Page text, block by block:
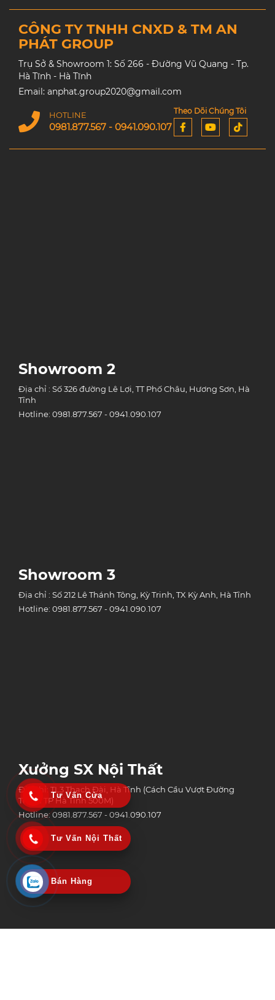
CÔNG TY TNHH CNXD & TM AN
PHÁT GROUP
Trụ Sở & Showroom 1: Số 266 - Đường Vũ Quang - Tp.
Hà Tĩnh - Hà Tĩnh
Email: anphat.group2020@gmail.com
HOTLINE
0981.877.567 - 0941.090.107
Theo Dõi Chúng Tôi
Showroom 2
Địa chỉ : Số 326 đường Lê Lợi, TT Phố Châu, Hương Sơn, Hà
Tĩnh
Hotline: 0981.877.567 - 0941.090.107
Showroom 3
Địa chỉ : Số 212 Lê Thánh Tông, Kỳ Trinh, TX Kỳ Anh, Hà Tĩnh
Hotline: 0981.877.567 - 0941.090.107
Xưởng SX Nội Thất
Địa chỉ: TL3 Thạch Đài, Hà Tĩnh (Cách Cầu Vượt Đường
Tránh TP Hà Tĩnh 500M)
Hotline: 0981.877.567 - 0941.090.107
Tư Vấn Cửa
Tư Vấn Nội Thất
Bán Hàng